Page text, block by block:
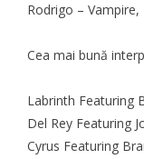
Rodrigo –
Cea mai bună
Labrinth Featuring
Del Rey Featuring
Cyrus Featuring